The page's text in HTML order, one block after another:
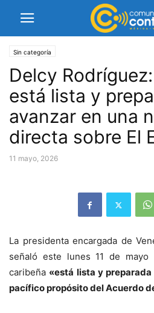
Sin categoría
Delcy
está lista y
avanzar en una
directa sobre El
11 mayo, 2026
La presidenta encargada de
señaló este lunes 11 de
caribeña «está lista y
pacífico propósito del Acuerdo